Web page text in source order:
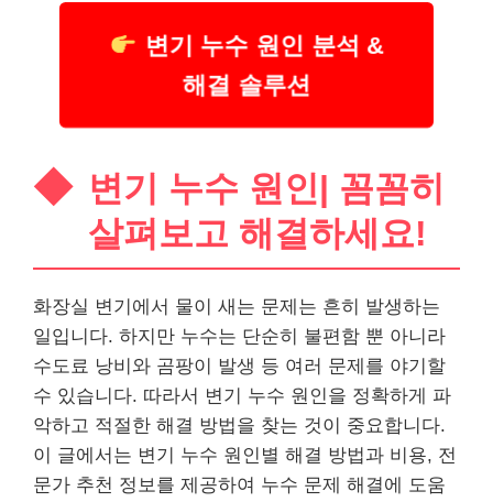
변기 누수 원인 분석 &
해결 솔루션
변기 누수 원인| 꼼꼼히
살펴보고 해결하세요!
화장실 변기에서 물이 새는 문제는 흔히 발생하는
일입니다. 하지만 누수는 단순히 불편함 뿐 아니라
수도료 낭비와 곰팡이 발생 등 여러 문제를 야기할
수 있습니다. 따라서 변기 누수 원인을 정확하게 파
악하고 적절한 해결 방법을 찾는 것이 중요합니다.
이 글에서는 변기 누수 원인별 해결 방법과 비용, 전
문가 추천 정보를 제공하여 누수 문제 해결에 도움